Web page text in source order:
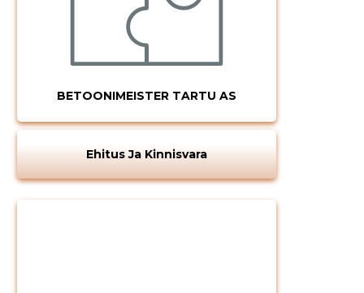
BETOONIMEISTER TARTU AS
Ehitus Ja Kinnisvara